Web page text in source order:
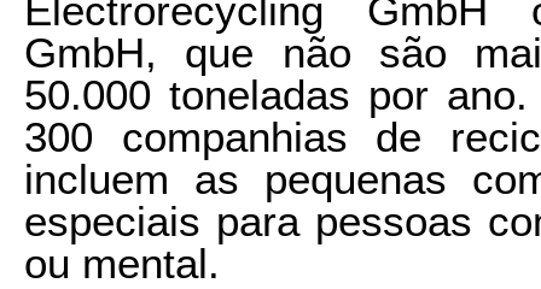
Electrorecycling GmbH
GmbH, que não são
50.000 toneladas por
300 companhias de
incluem as pequenas
especiais para pessoas
ou mental.